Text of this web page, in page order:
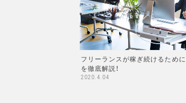
フリーランスが稼ぎ続けるため
を徹底解説！
2020.4.04